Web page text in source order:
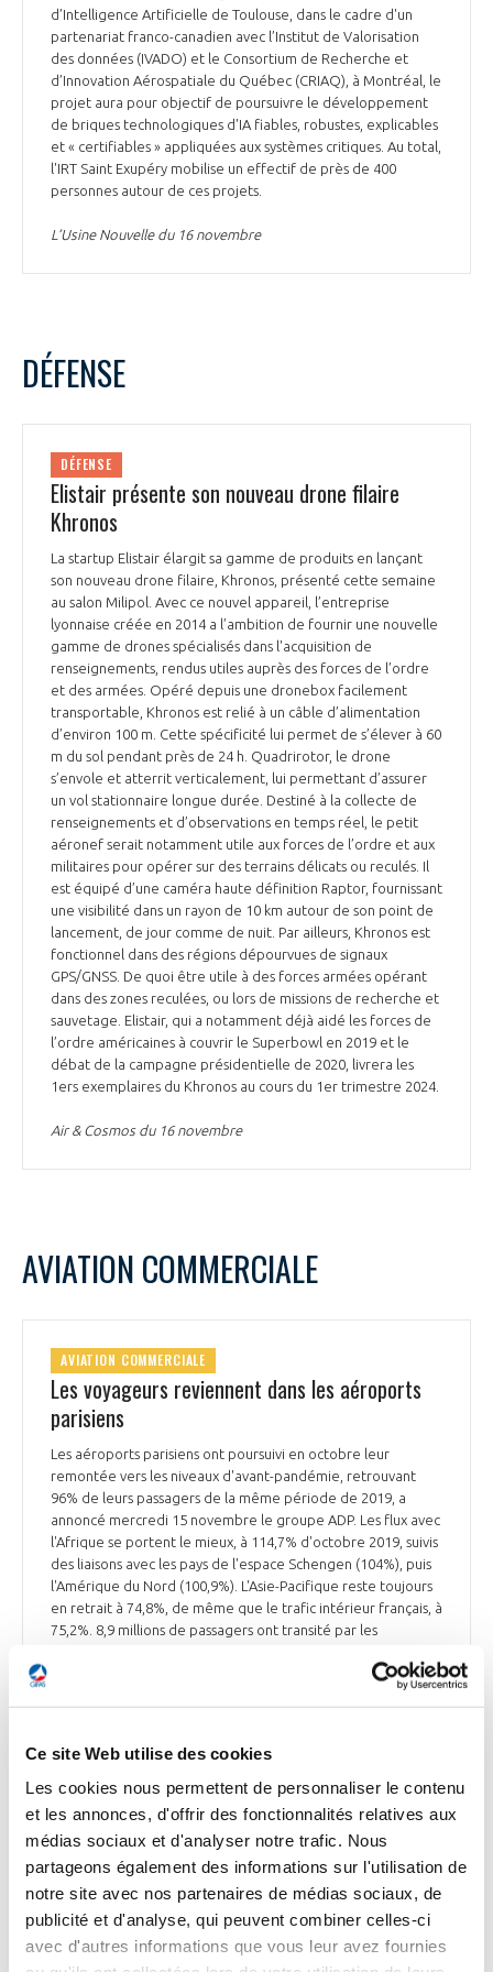
Ce site Web utilise des cookies
Les cookies nous permettent de personnaliser le contenu
et les annonces, d'offrir des fonctionnalités relatives aux
médias sociaux et d'analyser notre trafic. Nous
partageons également des informations sur l'utilisation de
notre site avec nos partenaires de médias sociaux, de
publicité et d'analyse, qui peuvent combiner celles-ci
avec d'autres informations que vous leur avez fournies
d’Intelligence Artificielle de Toulouse, dans le cadre d'un
partenariat franco-canadien avec l’Institut de Valorisation
des données (IVADO) et le Consortium de Recherche et
d’Innovation Aérospatiale du Québec (CRIAQ), à Montréal, le
projet aura pour objectif de poursuivre le développement
de briques technologiques d'IA fiables, robustes, explicables
et « certifiables » appliquées aux systèmes critiques. Au total,
l'IRT Saint Exupéry mobilise un effectif de près de 400
personnes autour de ces projets.
L’Usine Nouvelle du 16 novembre
DÉFENSE
DÉFENSE
Elistair présente son nouveau drone filaire
Khronos
La startup Elistair élargit sa gamme de produits en lançant
son nouveau drone filaire, Khronos, présenté cette semaine
au salon Milipol. Avec ce nouvel appareil, l’entreprise
lyonnaise créée en 2014 a l’ambition de fournir une nouvelle
gamme de drones spécialisés dans l'acquisition de
renseignements, rendus utiles auprès des forces de l’ordre
et des armées. Opéré depuis une dronebox facilement
transportable, Khronos est relié à un câble d’alimentation
d’environ 100 m. Cette spécificité lui permet de s’élever à 60
m du sol pendant près de 24 h. Quadrirotor, le drone
s’envole et atterrit verticalement, lui permettant d’assurer
un vol stationnaire longue durée. Destiné à la collecte de
renseignements et d’observations en temps réel, le petit
aéronef serait notamment utile aux forces de l’ordre et aux
militaires pour opérer sur des terrains délicats ou reculés. Il
est équipé d’une caméra haute définition Raptor, fournissant
une visibilité dans un rayon de 10 km autour de son point de
lancement, de jour comme de nuit. Par ailleurs, Khronos est
fonctionnel dans des régions dépourvues de signaux
GPS/GNSS. De quoi être utile à des forces armées opérant
dans des zones reculées, ou lors de missions de recherche et
sauvetage. Elistair, qui a notamment déjà aidé les forces de
l’ordre américaines à couvrir le Superbowl en 2019 et le
débat de la campagne présidentielle de 2020, livrera les
1ers exemplaires du Khronos au cours du 1er trimestre 2024.
Air & Cosmos du 16 novembre
AVIATION COMMERCIALE
AVIATION COMMERCIALE
Les voyageurs reviennent dans les aéroports
parisiens
Les aéroports parisiens ont poursuivi en octobre leur
remontée vers les niveaux d'avant-pandémie, retrouvant
96% de leurs passagers de la même période de 2019, a
annoncé mercredi 15 novembre le groupe ADP. Les flux avec
l'Afrique se portent le mieux, à 114,7% d'octobre 2019, suivis
des liaisons avec les pays de l'espace Schengen (104%), puis
l'Amérique du Nord (100,9%). L'Asie-Pacifique reste toujours
en retrait à 74,8%, de même que le trafic intérieur français, à
75,2%. 8,9 millions de passagers ont transité par les
une hausse de 8,3% sur un an, a précisé le groupe ADP. CDG a
connaître une fréquentation au-dessus des niveaux d'avant-
crise à 111%, soit 2,91 millions de passagers. ADP a retrouvé,
sur près des 30 aéroports que le groupe exploite dans le
monde en direct ou via des partenaires, la quasi-totalité
(98,5%) des passagers de 2019 en octobre. Le groupe ADP a
vu son chiffre d'affaires des 9 premiers mois de 2023
augmenter de 21,8% en un an, réalisant 4,12 Md€ de chiffre
d'affaires entre janvier et septembre, porté par la poursuite
de la reprise et l'activité des commerces.